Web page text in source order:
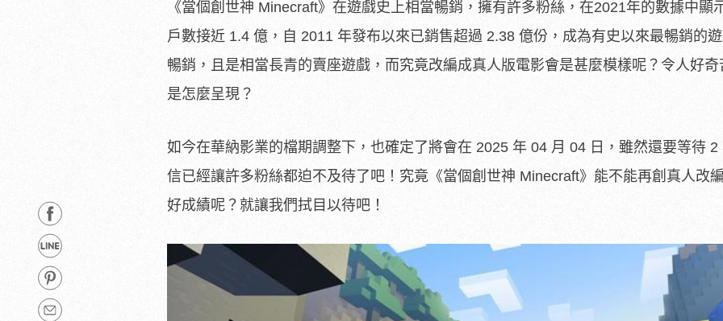
《當個創世神 Minecraft》在遊戲史上相當暢銷，擁有許多粉絲，在2021年的數據中顯
戶數接近 1.4 億，自 2011 年發布以來已銷售超過 2.38 億份，成為有史以來最暢銷的
暢銷，且是相當長青的賣座遊戲，而究竟改編成真人版電影會是甚麼模樣呢？令人好奇
是怎麼呈現？
如今在華納影業的檔期調整下，也確定了將會在 2025 年 04 月 04 日，雖然還要等待 2
信已經讓許多粉絲都迫不及待了吧！究竟《當個創世神 Minecraft》能不能再創真人改
好成績呢？就讓我們拭目以待吧！